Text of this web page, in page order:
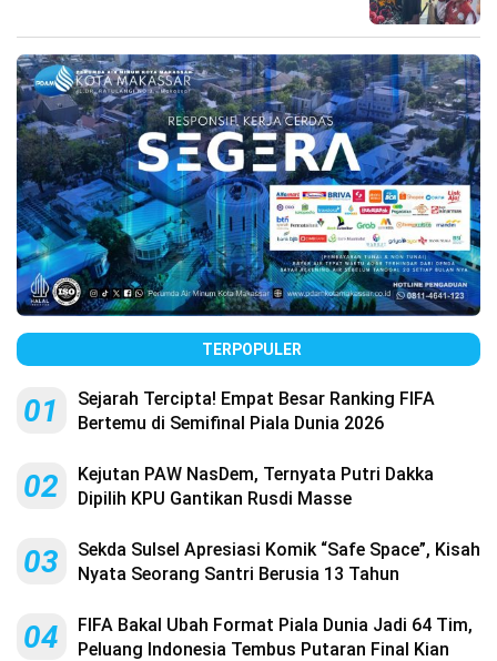
TERPOPULER
01
Sejarah Tercipta! Empat Besar Ranking FIFA
Bertemu di Semifinal Piala Dunia 2026
02
Kejutan PAW NasDem, Ternyata Putri Dakka
Dipilih KPU Gantikan Rusdi Masse
03
Sekda Sulsel Apresiasi Komik “Safe Space”, Kisah
Nyata Seorang Santri Berusia 13 Tahun
04
FIFA Bakal Ubah Format Piala Dunia Jadi 64 Tim,
Peluang Indonesia Tembus Putaran Final Kian